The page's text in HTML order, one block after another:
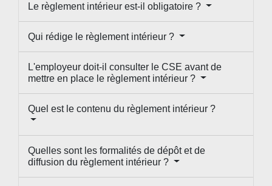
Le règlement intérieur est-il obligatoire ?
Qui rédige le règlement intérieur ?
L'employeur doit-il consulter le CSE avant de
mettre en place le règlement intérieur ?
Quel est le contenu du règlement intérieur ?
Quelles sont les formalités de dépôt et de
diffusion du règlement intérieur ?